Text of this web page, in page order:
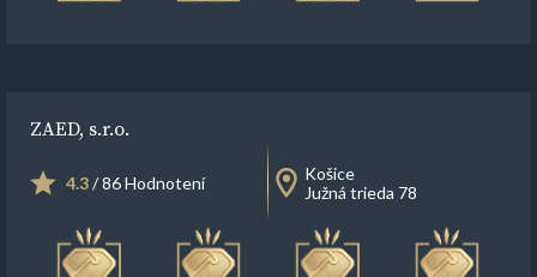
ZAED, s.r.o.
4.3/ 86 Hodnotení
Košice
Južná trieda 78